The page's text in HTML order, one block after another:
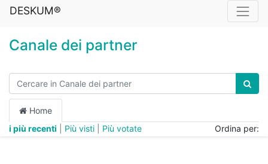
DESKUM®
Canale dei partner
Home
Ordina per:
i più recenti Più visti Più votate